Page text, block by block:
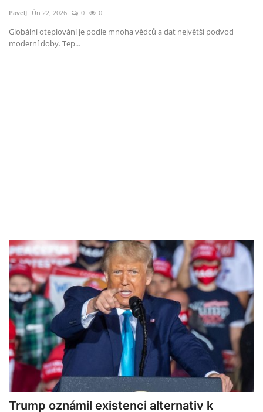
PavelJ Ún 22, 2026 0 0
Globální oteplování je podle mnoha vědců a dat největší podvod
moderní doby. Tep...
Trump oznámil existenci alternativ k